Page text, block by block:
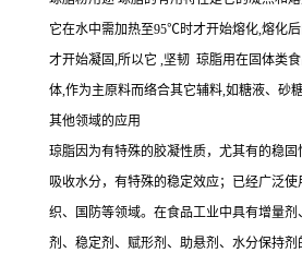
它在水中需加热至95℃时才开始熔化,熔化
才开始凝固,所以它 ,坚韧 琼脂用在固体类
体,作为主原料而络合其它辅料,如糖液、砂糖
其他领域的应用
琼脂因为有特殊的胶凝性质，尤其有的稳
吸收水分，有特殊的稳定效应；已经广泛
织、国防等领域。在食品工业中具有增量
剂、稳定剂、赋形剂、助悬剂、水分保持